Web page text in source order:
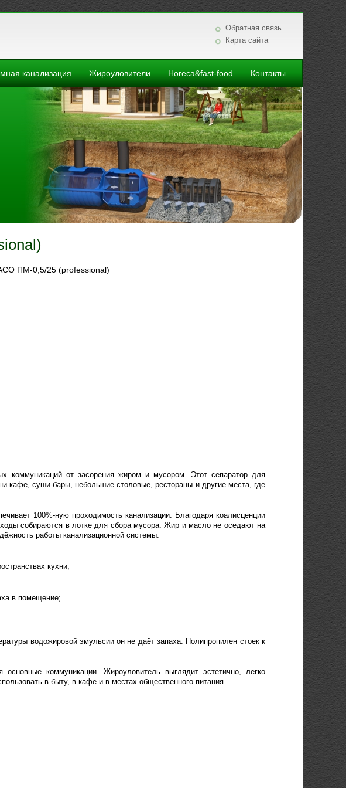
Обратная связь
Карта сайта
канализация Жироуловители Horeca&fast-food Контакты
ПМ-0,5/25 (professional)
коммуникаций от засорения жиром и мусором. Этот сепаратор для
кафе, суши-бары, небольшие столовые, рестораны и другие места, где
100%-ную проходимость канализации. Благодаря коалисценции
собираются в лотке для сбора мусора. Жир и масло не оседают на
работы канализационной системы.
кухни;
в помещение;
водожировой эмульсии он не даёт запаха. Полипропилен стоек к
коммуникации. Жироуловитель выглядит эстетично, легко
в быту, в кафе и в местах общественного питания.